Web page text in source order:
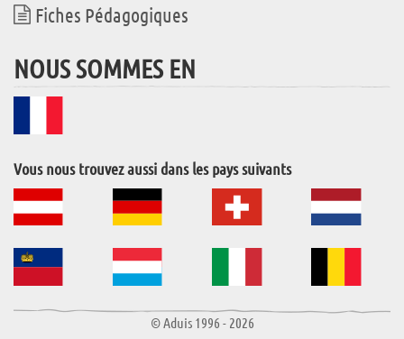
Fiches Pédagogiques
NOUS SOMMES EN
Vous nous trouvez aussi dans les pays suivants
© Aduis 1996 - 2026